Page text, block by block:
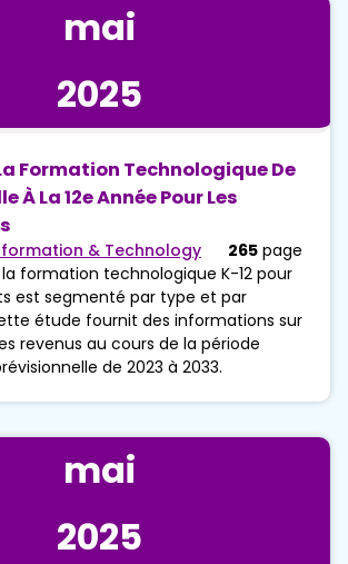
mai
2025
Formation Technologique De
À La 12e Année Pour Les
& Technology 265 page
formation technologique K-12 pour
est segmenté par type et par
étude fournit des informations sur
revenus au cours de la période
de 2023 à 2033.
mai
2025